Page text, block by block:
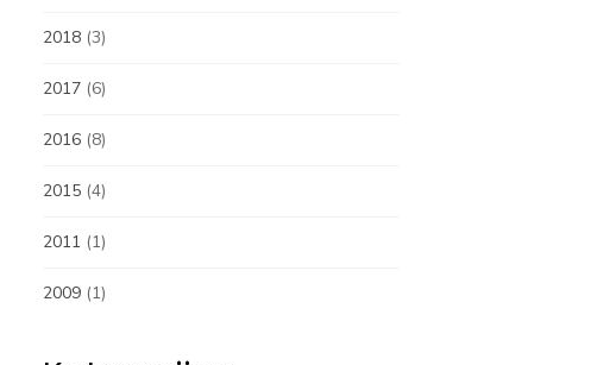
2018 (3)
2017 (6)
2016 (8)
2015 (4)
2011 (1)
2009 (1)